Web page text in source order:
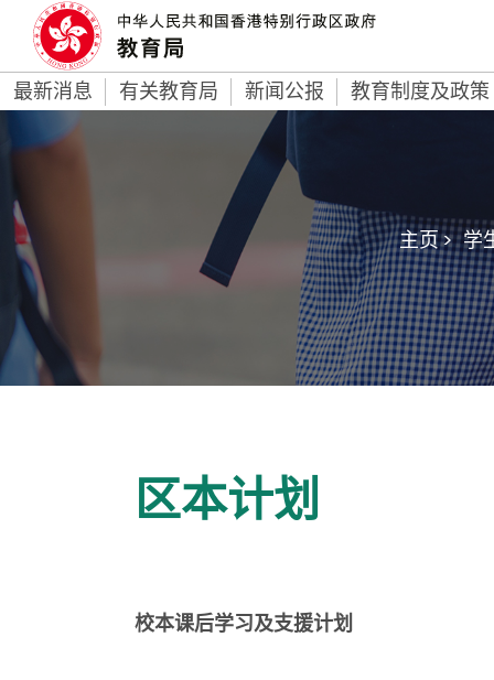
最新消息 有关教育局 新闻公报 教育制度及政策
主页 > 学
区本计划
校本课后学习及支援计划